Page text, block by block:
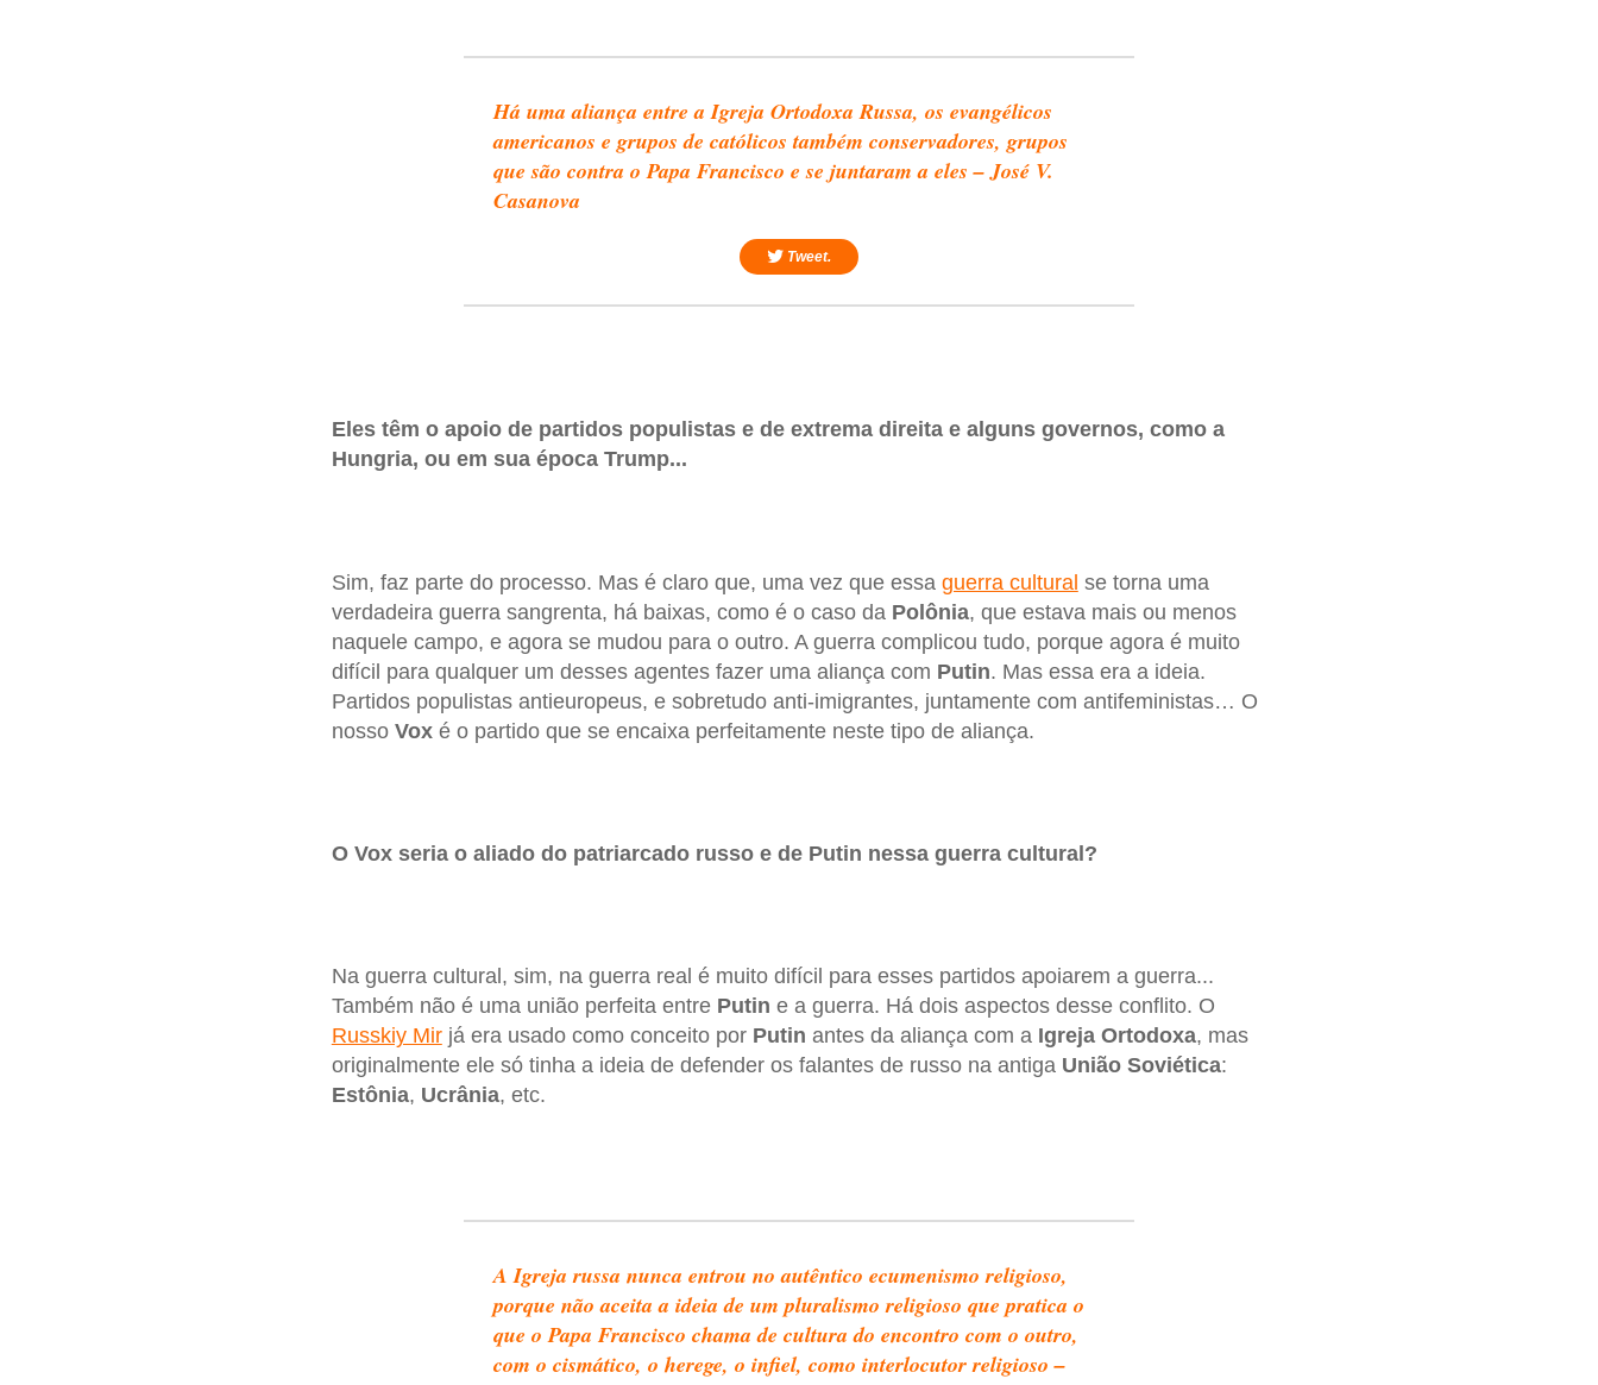
Há uma aliança entre a Igreja Ortodoxa Russa, os evangélicos
americanos e grupos de católicos também conservadores, grupos
que são contra o Papa Francisco e se juntaram a eles – José V.
Casanova
Tweet.
Eles têm o apoio de partidos populistas e de extrema direita e alguns governos, como a
Hungria, ou em sua época Trump...
Sim, faz parte do processo. Mas é claro que, uma vez que essa guerra cultural se torna uma
verdadeira guerra sangrenta, há baixas, como é o caso da Polônia, que estava mais ou menos
naquele campo, e agora se mudou para o outro. A guerra complicou tudo, porque agora é muito
difícil para qualquer um desses agentes fazer uma aliança com Putin. Mas essa era a ideia.
Partidos populistas antieuropeus, e sobretudo anti-imigrantes, juntamente com antifeministas… O
nosso Voxé o partido que se encaixa perfeitamente neste tipo de aliança.
O Vox seria o aliado do patriarcado russo e de Putin nessa guerra cultural?
Na guerra cultural, sim, na guerra real é muito difícil para esses partidos apoiarem a guerra...
Também não é uma união perfeita entre Putin e a guerra. Há dois aspectos desse conflito. O
Russkiy Mirjá era usado como conceito por Putin antes da aliança com a Igreja Ortodoxa, mas
originalmente ele só tinha a ideia de defender os falantes de russo na antiga União Soviética:
Estônia, Ucrânia, etc.
A Igreja russa nunca entrou no autêntico ecumenismo religioso,
porque não aceita a ideia de um pluralismo religioso que pratica o
que o Papa Francisco chama de cultura do encontro com o outro,
com o cismático, o herege, o infiel, como interlocutor religioso –